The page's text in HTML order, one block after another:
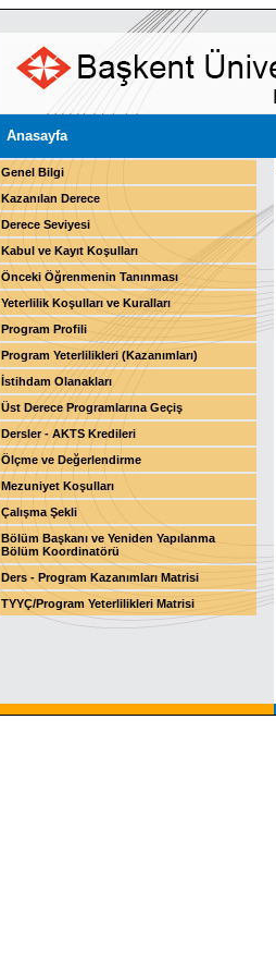
Anasayfa
Genel Bilgi
Kazanılan Derece
Derece Seviyesi
Kabul ve Kayıt Koşulları
Önceki Öğrenmenin Tanınması
Yeterlilik Koşulları ve Kuralları
Program Profili
Program Yeterlilikleri (Kazanımları)
İstihdam Olanakları
Üst Derece Programlarına Geçiş
Dersler - AKTS Kredileri
Ölçme ve Değerlendirme
Mezuniyet Koşulları
Çalışma Şekli
Bölüm Başkanı ve Yeniden Yapılanma
Bölüm Koordinatörü
Ders - Program Kazanımları Matrisi
TYYÇ/Program Yeterlilikleri Matrisi